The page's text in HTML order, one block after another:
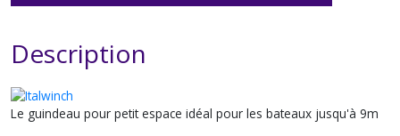
Description
Le guindeau pour petit espace idéal pour les bateaux jusqu'à 9m